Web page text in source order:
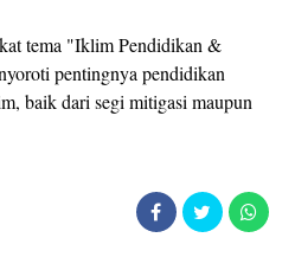
tema "Iklim Pendidikan &
pentingnya pendidikan
baik dari segi mitigasi maupun